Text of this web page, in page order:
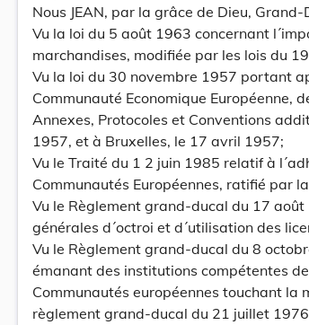
Nous JEAN, par la grâce de Dieu,
Vu la loi du 5 août 1963 concernant
marchandises, modifiée par les lois du
Vu la loi du 30 novembre 1957 portant
Communauté Economique Européenne,
Annexes, Protocoles et Conventions
1957, et à Bruxelles, le 17 avril 1957;
Vu le Traité du 1 2 juin 1985 relatif à
Communautés Européennes, ratifié par
Vu le Règlement grand-ducal du 17
générales d´octroi et d´utilisation des
Vu le Règlement grand-ducal du 8
émanant des institutions compétentes
Communautés européennes touchant la
règlement grand-ducal du 21 juillet